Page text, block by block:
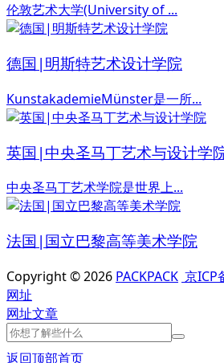
伦敦艺术大学(University of ...
德国|明斯特艺术设计学院
KunstakademieMünster是一所...
英国|中央圣马丁艺术与设计学
中央圣马丁艺术学院是世界上...
法国|国立巴黎高等美术学院
Copyright © 2026 PACKPACK 京ICP
网址
网址文章
返回顶部首页